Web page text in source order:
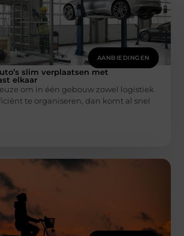
AANBIEDINGEN
slim verplaatsen met
elkaar
om in één gebouw zowel logistiek
te organiseren, dan komt al snel